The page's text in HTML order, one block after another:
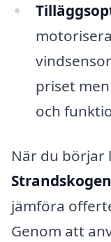
priset
och
När du börjar
Strandskogen
jämföra
Genom att